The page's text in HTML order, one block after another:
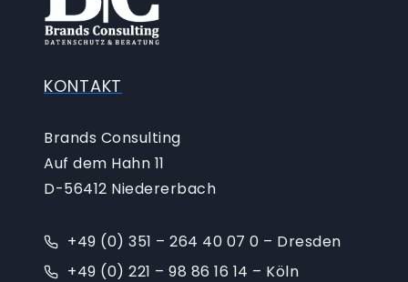
KONTAKT
Brands Consulting
Auf dem Hahn 11
D-56412 Niedererbach
+49 (0) 351 – 264 40 07 0 – Dresden
+49 (0) 221 – 98 86 16 14 – Köln